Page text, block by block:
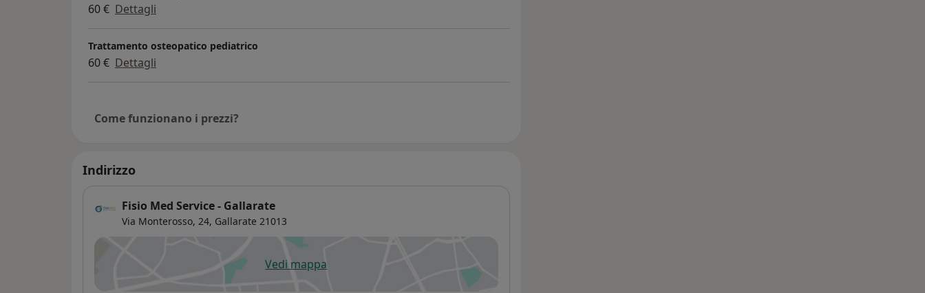
60 € Dettagli
Trattamento osteopatico pediatrico
60 € Dettagli
Come funzionano i prezzi?
Indirizzo
Fisio Med Service - Gallarate
Via Monterosso, 24, Gallarate 21013
Vedi mappasi apre in una nuova scheda